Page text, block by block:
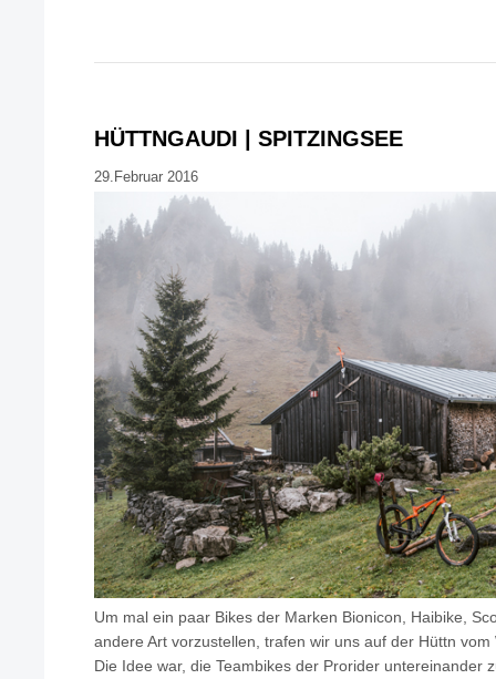
HÜTTNGAUDI | SPITZINGSEE
29.Februar 2016
Um mal ein paar Bikes der Marken Bionicon, Haibike,
andere Art vorzustellen, trafen wir uns auf der Hüttn
Die Idee war, die Teambikes der Prorider untereinander